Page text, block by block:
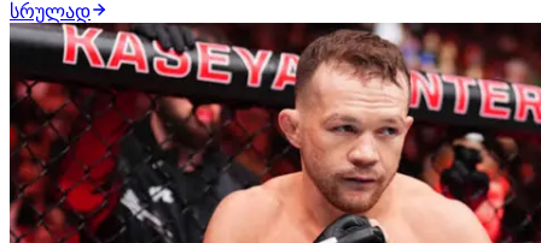
მებრძოლი: საღამოს თანამთავარ ჩხუბში ბიძინა
გავაშელიშვილის მოწინააღმდეგე იქნება ლუთანდო
ბიკო, უფრო ადრე კი პრელიმზე, რიგით მე-3 ბრძოლაში
ბაჩუკ…
სრულად